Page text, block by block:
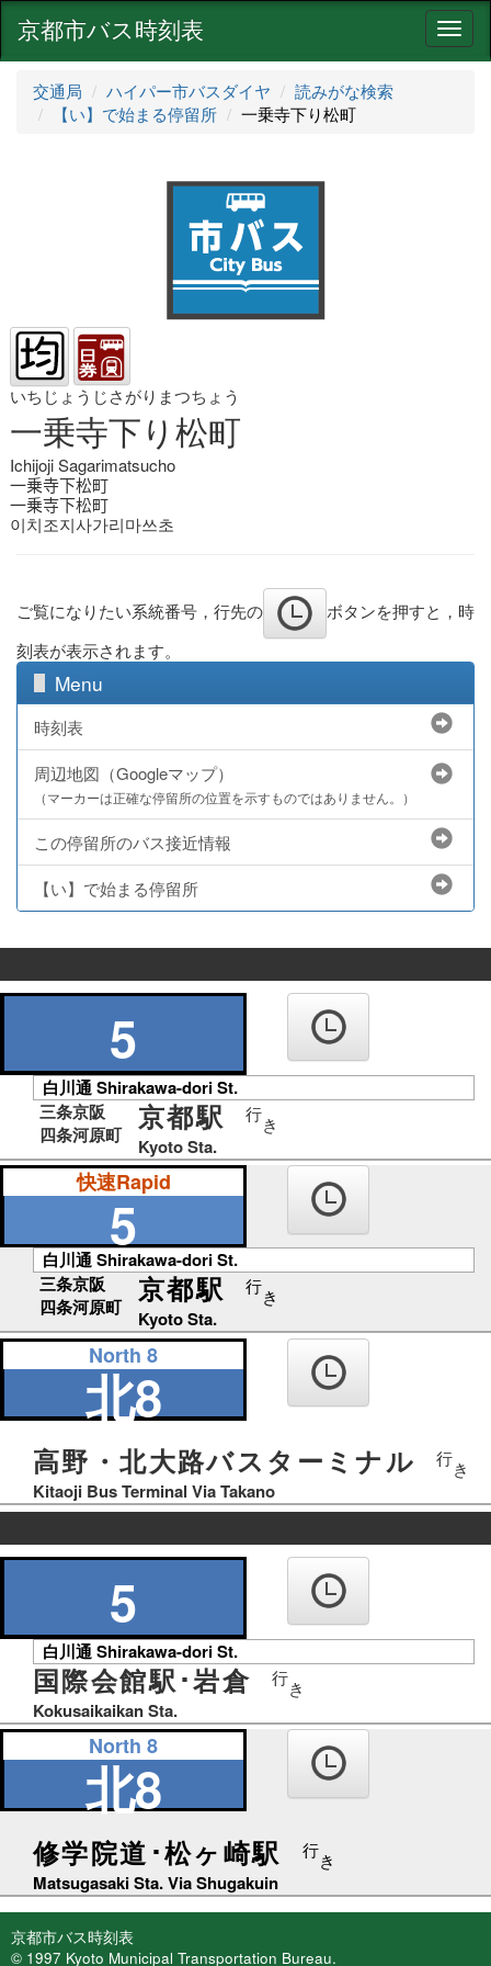
ナ
ビ
京都市バス時刻表
交通局 ハイパー市バスダイヤ
読みがな検索
【い】で始まる停留所
一乗寺下り松町
いちじょうじさがりまつちょう
一乗寺下り松町
Ichijoji Sagarimatsucho
一乗寺下松町
一乗寺下松町
이치조지사가리마쓰초
ご覧になりたい系統番号，行先の
ボタンを押すと，時
刻表が表示されます。
Menu
時刻表
周辺地図（Googleマップ）
（マーカーは正確な停留所の位置を示すものではありません。）
この停留所のバス接近情報
【い】で始まる停留所
の
5
白川通 Shirakawa-dori St.
三条京阪
四条河原町
京都駅 行き
Kyoto Sta.
快速Rapid
5
白川通 Shirakawa-dori St.
三条京阪
四条河原町
京都駅 行き
Kyoto Sta.
North 8
北8
高野・北大路バスターミナル 行き
Kitaoji Bus Terminal Via Takano
の
5
白川通 Shirakawa-dori St.
国際会館駅･岩倉 行き
Kokusaikaikan Sta.
North 8
北8
修学院道･松ヶ崎駅 行き
Matsugasaki Sta. Via Shugakuin
京都市バス時刻表
© 1997 Kyoto Municipal Transportation Bureau.